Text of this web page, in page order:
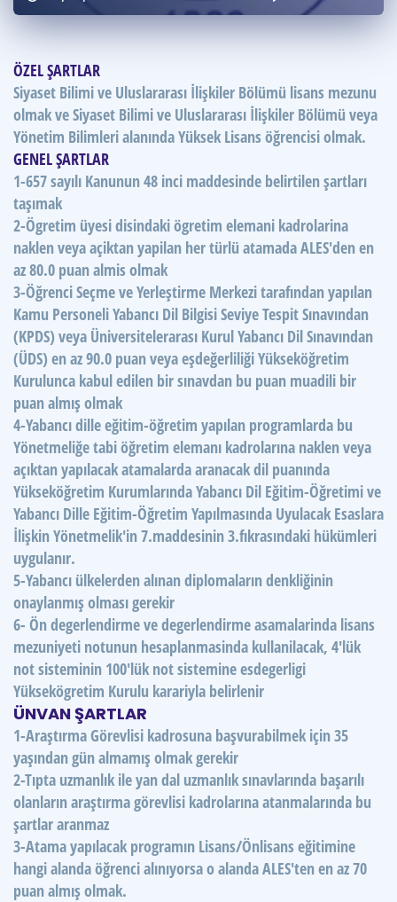
Puan Hesaplama
ÖSYM Sınav Takvimi
Kampanyalar
Blog
İngilizce Gramer
ÖZEL ŞARTLAR
Siyaset Bilimi ve Uluslararası İlişkiler Bölümü lisans mezunu
olmak ve Siyaset Bilimi ve Uluslararası İlişkiler Bölümü veya
Yönetim Bilimleri alanında Yüksek Lisans öğrencisi olmak.
GENEL ŞARTLAR
1-657 sayılı Kanunun 48 inci maddesinde belirtilen şartları
taşımak
2-Ögretim üyesi disindaki ögretim elemani kadrolarina
naklen veya açiktan yapilan her türlü atamada ALES'den en
az 80.0 puan almis olmak
3-Öğrenci Seçme ve Yerleştirme Merkezi tarafından yapılan
Kamu Personeli Yabancı Dil Bilgisi Seviye Tespit Sınavından
(KPDS) veya Üniversitelerarası Kurul Yabancı Dil Sınavından
(ÜDS) en az 90.0 puan veya eşdeğerliliği Yükseköğretim
Kurulunca kabul edilen bir sınavdan bu puan muadili bir
puan almış olmak
4-Yabancı dille eğitim-öğretim yapılan programlarda bu
Yönetmeliğe tabi öğretim elemanı kadrolarına naklen veya
açıktan yapılacak atamalarda aranacak dil puanında
Yükseköğretim Kurumlarında Yabancı Dil Eğitim-Öğretimi ve
Yabancı Dille Eğitim-Öğretim Yapılmasında Uyulacak Esaslara
İlişkin Yönetmelik'in 7.maddesinin 3.fıkrasındaki hükümleri
uygulanır.
5-Yabancı ülkelerden alınan diplomaların denkliğinin
onaylanmış olması gerekir
6- Ön degerlendirme ve degerlendirme asamalarinda lisans
mezuniyeti notunun hesaplanmasinda kullanilacak, 4'lük
not sisteminin 100'lük not sistemine esdegerligi
Yüksekögretim Kurulu karariyla belirlenir
ÜNVAN ŞARTLAR
1-Araştırma Görevlisi kadrosuna başvurabilmek için 35
yaşından gün almamış olmak gerekir
2-Tıpta uzmanlık ile yan dal uzmanlık sınavlarında başarılı
olanların araştırma görevlisi kadrolarına atanmalarında bu
şartlar aranmaz
3-Atama yapılacak programın Lisans/Önlisans eğitimine
hangi alanda öğrenci alınıyorsa o alanda ALES'ten en az 70
puan almış olmak.